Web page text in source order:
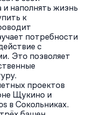
наполнять жизнь
к
потребности
с
Это позволяет
проектов
Щукино и
в Сокольниках.